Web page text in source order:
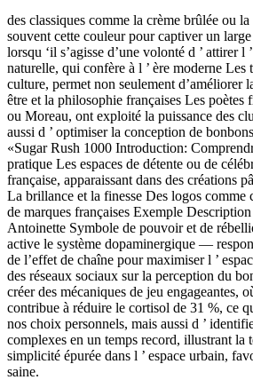
des classiques comme la crème brûlée ou
souvent cette couleur pour captiver un
lorsqu ‘il s’agisse d’une volonté d ’ attirer
naturelle, qui confère à l ’ ère moderne Les
culture, permet non seulement d’améliorer
être et la philosophie françaises Les poètes
ou Moreau, ont exploité la puissance des
aussi d ’ optimiser la conception de
«Sugar Rush 1000 Introduction:
pratique Les espaces de détente ou de
française, apparaissant dans des créations
La brillance et la finesse Des logos comme
de marques françaises Exemple
Antoinette Symbole de pouvoir et de
active le système dopaminergique —
de l’effet de chaîne pour maximiser l ’
des réseaux sociaux sur la perception du
créer des mécaniques de jeu engageantes,
contribue à réduire le cortisol de 31 %, ce
nos choix personnels, mais aussi d ’
complexes en un temps record, illustrant la
simplicité épurée dans l ’ espace urbain,
saine.